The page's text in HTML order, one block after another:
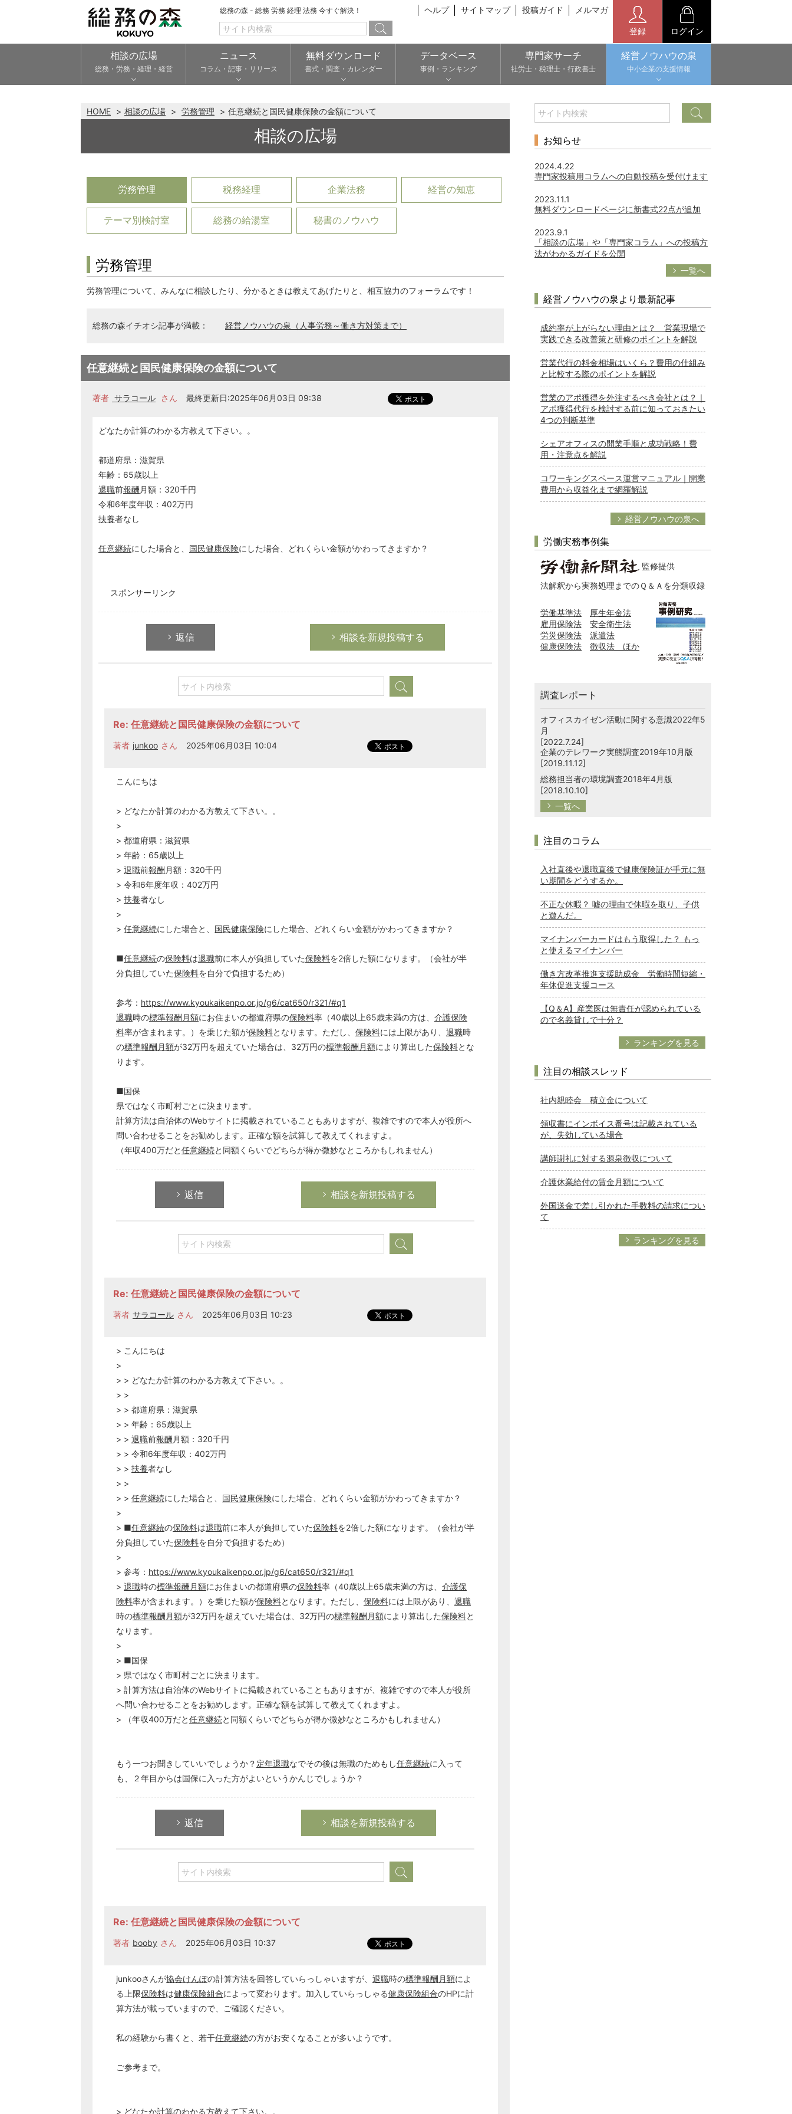
総務の森 - 総務 労務 経理 法務 今すぐ解決！ ヘルプ サイトマップ 投稿ガイド メルマガ
登録 ログイン
相談の広場
総務・労務・経理・経営
ニュース
コラム・記事・リリース
無料ダウンロード
書式・調査・カレンダー
データベース
事例・ランキング
専門家サーチ
社労士・税理士・行政書士
経営ノウハウの泉
中小企業の支援情報
HOME 相談の広場 労務管理 任意継続と国民健康保険の金額について
相談の広場
労務管理 税務経理 企業法務 経営の知恵
テーマ別検討室 総務の給湯室 秘書のノウハウ
労務管理
労務管理について、みんなに相談したり、分かるときは教えてあげたりと、相互協力のフォーラムです！
総務の森イチオシ記事が満載： 経営ノウハウの泉（人事労務～働き方対策まで）
任意継続と国民健康保険の金額について
著者 サラコール さん 最終更新日:2025年06月03日 09:38
どなたか計算のわかる方教えて下さい。。
都道府県：滋賀県
年齢：65歳以上
退職前報酬 月額：320千円
令和6年度年収：402万円
扶養者なし
任意継続にした場合と、 国民健康保険にした場合、どれくらい金額がかわってきますか？
スポンサーリンク
返信 相談を新規投稿する
Re: 任意継続と国民健康保険の金額について
著者 junkoo さん 2025年06月03日 10:04
こんにちは
> どなたか計算のわかる方教えて下さい。。
>
> 都道府県：滋賀県
> 年齢：65歳以上
> 退職前報酬 月額：320千円
> 令和6年度年収：402万円
> 扶養者なし
>
> 任意継続にした場合と、 国民健康保険にした場合、どれくらい金額がかわってきますか？
■任意継続の保険料は退職前に本人が負担していた保険料を2倍した額になります。（会社が半
分負担していた保険料を自分で負担するため）
参考： https://www.kyoukaikenpo.or.jp/g6/cat650/r321/#q1
退職時の標準報酬月額にお住まいの都道府県の保険料率（40歳以上65歳未満の方は、 介護保険
料率が含まれます。）を乗じた額が保険料となります。ただし、 保険料には上限があり、 退職時
の標準報酬月額が32万円を超えていた場合は、32万円の標準報酬月額により算出した保険料とな
ります。
■国保
県ではなく市町村ごとに決まります。
計算方法は自治体のWebサイトに掲載されていることもありますが、複雑ですので本人が役所へ
問い合わせることをお勧めします。正確な額を試算して教えてくれますよ。
（年収400万だと任意継続と同額くらいでどちらが得か微妙なところかもしれません）
返信 相談を新規投稿する
Re: 任意継続と国民健康保険の金額について
著者 サラコール さん 2025年06月03日 10:23
> こんにちは
>
> > どなたか計算のわかる方教えて下さい。。
> >
> > 都道府県：滋賀県
> > 年齢：65歳以上
> > 退職前報酬 月額：320千円
> > 令和6年度年収：402万円
> > 扶養者なし
> >
> > 任意継続にした場合と、 国民健康保険にした場合、どれくらい金額がかわってきますか？
>
> ■任意継続の保険料は退職前に本人が負担していた保険料を2倍した額になります。（会社が半
分負担していた保険料を自分で負担するため）
>
> 参考： https://www.kyoukaikenpo.or.jp/g6/cat650/r321/#q1
> 退職時の標準報酬月額にお住まいの都道府県の保険料率（40歳以上65歳未満の方は、 介護保
険料率が含まれます。）を乗じた額が保険料となります。ただし、 保険料には上限があり、 退職
時の標準報酬月額が32万円を超えていた場合は、32万円の標準報酬月額により算出した保険料と
なります。
>
> ■国保
> 県ではなく市町村ごとに決まります。
> 計算方法は自治体のWebサイトに掲載されていることもありますが、複雑ですので本人が役所
へ問い合わせることをお勧めします。正確な額を試算して教えてくれますよ。
> （年収400万だと任意継続と同額くらいでどちらが得か微妙なところかもしれません）
もう一つお聞きしていいでしょうか？ 定年退職なでその後は無職のためもし任意継続に入って
も、２年目からは国保に入った方がよいというかんじでしょうか？
返信 相談を新規投稿する
Re: 任意継続と国民健康保険の金額について
著者 booby さん 2025年06月03日 10:37
junkooさんが協会けんぽの計算方法を回答していらっしゃいますが、 退職時の標準報酬月額によ
る上限保険料は健康保険組合によって変わります。加入していらっしゃる健康保険組合のHPに計
算方法が載っていますので、ご確認ください。
私の経験から書くと、若干任意継続の方がお安くなることが多いようです。
ご参考まで。
> どなたか計算のわかる方教えて下さい。。
どのカテゴリーに投稿しますか？
企業法務
お知らせ
2024.4.22
専門家投稿用コラムへの自動投稿を受付けます
2023.11.1
無料ダウンロードページに新書式22点が追加
2023.9.1
「相談の広場」や「専門家コラム」への投稿方
法がわかるガイドを公開
一覧へ
経営ノウハウの泉より最新記事
成約率が上がらない理由とは？ 営業現場で
実践できる改善策と研修のポイントを解説
営業代行の料金相場はいくら？費用の仕組み
と比較する際のポイントを解説
営業のアポ獲得を外注するべき会社とは？｜
アポ獲得代行を検討する前に知っておきたい
4つの判断基準
シェアオフィスの開業手順と成功戦略！費
用・注意点を解説
コワーキングスペース運営マニュアル｜開業
費用から収益化まで網羅解説
経営ノウハウの泉へ
労働実務事例集
監修提供
法解釈から実務処理までのＱ＆Ａを分類収録
労働基準法
厚生年金法
雇用保険法
安全衛生法
労災保険法
派遣法
健康保険法
徴収法 ほか
調査レポート
オフィスカイゼン活動に関する意識2022年5
月
[2022.7.24]
企業のテレワーク実態調査2019年10月版
[2019.11.12]
総務担当者の環境調査2018年4月版
[2018.10.10]
一覧へ
注目のコラム
入社直後や退職直後で健康保険証が手元に無
い期間をどうするか。
不正な休暇？ 嘘の理由で休暇を取り、子供
と遊んだ。
マイナンバーカードはもう取得した？ もっ
と使えるマイナンバー
働き方改革推進支援助成金 労働時間短縮・
年休促進支援コース
【Q＆A】産業医は無責任が認められている
ので名義貸しで十分？
ランキングを見る
注目の相談スレッド
社内親睦会 積立金について
領収書にインボイス番号は記載されている
が、失効している場合
講師謝礼に対する源泉徴収について
介護休業給付の賃金月額について
外国送金で差し引かれた手数料の請求につい
て
ランキングを見る